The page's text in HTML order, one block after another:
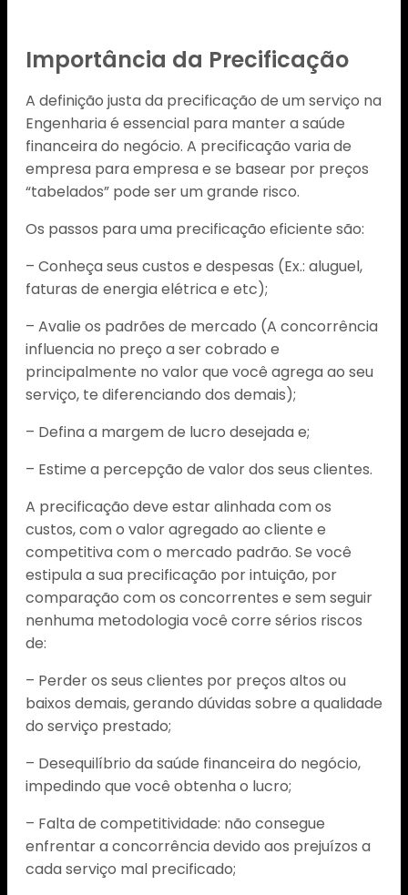
Importância da Precificação
A definição justa da precificação de um serviço na
Engenharia é essencial para manter a saúde
financeira do negócio. A precificação varia de
empresa para empresa e se basear por preços
“tabelados” pode ser um grande risco.
Os passos para uma precificação eficiente são:
– Conheça seus custos e despesas (Ex.: aluguel,
faturas de energia elétrica e etc);
– Avalie os padrões de mercado (A concorrência
influencia no preço a ser cobrado e
principalmente no valor que você agrega ao seu
serviço, te diferenciando dos demais);
– Defina a margem de lucro desejada e;
– Estime a percepção de valor dos seus clientes.
A precificação deve estar alinhada com os
custos, com o valor agregado ao cliente e
competitiva com o mercado padrão. Se você
estipula a sua precificação por intuição, por
comparação com os concorrentes e sem seguir
nenhuma metodologia você corre sérios riscos
de:
– Perder os seus clientes por preços altos ou
baixos demais, gerando dúvidas sobre a qualidade
do serviço prestado;
– Desequilíbrio da saúde financeira do negócio,
impedindo que você obtenha o lucro;
– Falta de competitividade: não consegue
enfrentar a concorrência devido aos prejuízos a
cada serviço mal precificado;